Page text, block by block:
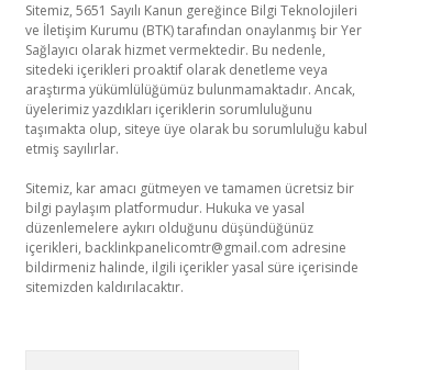
Sitemiz, 5651 Sayılı Kanun gereğince Bilgi Teknolojileri
ve İletişim Kurumu (BTK) tarafından onaylanmış bir Yer
Sağlayıcı olarak hizmet vermektedir. Bu nedenle,
sitedeki içerikleri proaktif olarak denetleme veya
araştırma yükümlülüğümüz bulunmamaktadır. Ancak,
üyelerimiz yazdıkları içeriklerin sorumluluğunu
taşımakta olup, siteye üye olarak bu sorumluluğu kabul
etmiş sayılırlar.
Sitemiz, kar amacı gütmeyen ve tamamen ücretsiz bir
bilgi paylaşım platformudur. Hukuka ve yasal
düzenlemelere aykırı olduğunu düşündüğünüz
içerikleri, backlinkpanelicomtr@gmail.com adresine
bildirmeniz halinde, ilgili içerikler yasal süre içerisinde
sitemizden kaldırılacaktır.